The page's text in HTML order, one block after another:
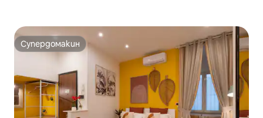
Супердомакин
Супердомакин